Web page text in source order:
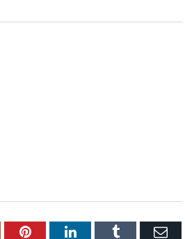
PinterestLinkedInTumblr